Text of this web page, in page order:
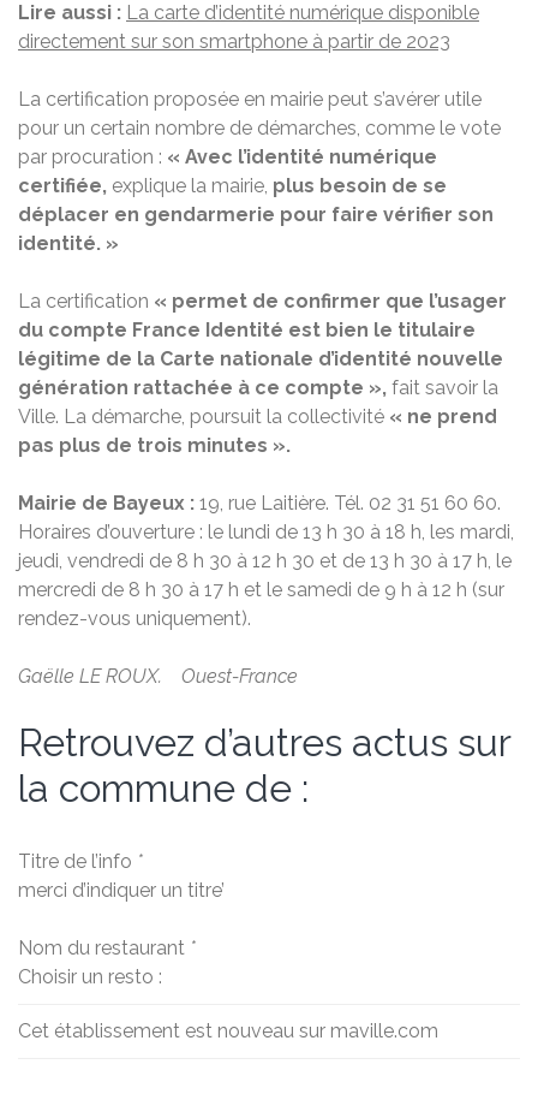
Lire aussi : La carte d’identité numérique disponible
directement sur son smartphone à partir de 2023
La certification proposée en mairie peut s’avérer utile
pour un certain nombre de démarches, comme le vote
par procuration : « Avec l’identité numérique
certifiée, explique la mairie, plus besoin de se
déplacer en gendarmerie pour faire vérifier son
identité. »
La certification « permet de confirmer que l’usager
du compte France Identité est bien le titulaire
légitime de la Carte nationale d’identité nouvelle
génération rattachée à ce compte », fait savoir la
Ville. La démarche, poursuit la collectivité « ne prend
pas plus de trois minutes ».
Mairie de Bayeux : 19, rue Laitière. Tél. 02 31 51 60 60.
Horaires d’ouverture : le lundi de 13 h 30 à 18 h, les mardi,
jeudi, vendredi de 8 h 30 à 12 h 30 et de 13 h 30 à 17 h, le
mercredi de 8 h 30 à 17 h et le samedi de 9 h à 12 h (sur
rendez-vous uniquement).
Gaëlle LE ROUX. Ouest-France
Retrouvez d’autres actus sur
la commune de :
Titre de l’info *
merci d’indiquer un titre’
Nom du restaurant *
Choisir un resto :
Cet établissement est nouveau sur maville.com